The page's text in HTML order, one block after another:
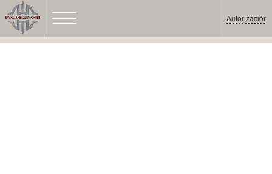
Autorización